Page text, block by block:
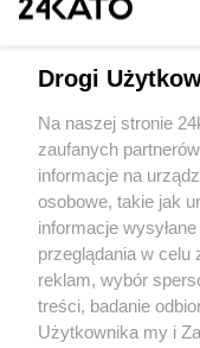
Wydawca mediów
Nie zapomnij
zapoznać się z:
polityką
Twojemiasto
Drogi
Na naszej stronie
zaufanych
informacje na
osobowe, takie jak
informacje
przeglądania w celu
reklam, wybór
treści, badanie
Użytkownika my i